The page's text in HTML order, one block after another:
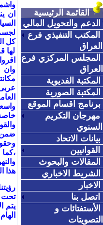
القائمة الرئيسية
الدعم والتحويل المالي
المكتب التنفيذي فرع
العراق
المجلس المركزي فرع
العراق
المكتبة الفديوية
المكتبة الصورية
برنامج اقسام الموقع
مهرجان التكريم
السنوي
بيانات الاتحاد
القوانيين
المقالات والبحوث
الشريط الاخباري
الاخبار
اتصل بنا
الأستفتائات و
التصويتات
ان
كل
لها
وان
ضمن
هذا
تحت
يتم
الهام